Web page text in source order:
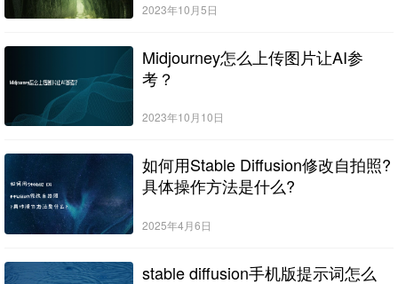
2023年10月5日
Midjourney怎么上传图片让AI参
考？
2023年10月10日
如何用Stable Diffusion修改自拍照?
具体操作方法是什么?
2025年4月6日
stable diffusion手机版提示词怎么